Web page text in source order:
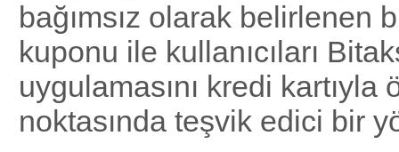
bağımsız olarak belirlenen
kuponu ile kullanıcıları
uygulamasını kredi kartıyla
noktasında teşvik edici bir